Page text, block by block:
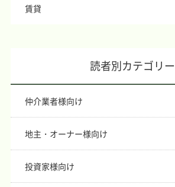
賃貸
読者別カテゴリー
仲介業者様向け
地主・オーナー様向け
投資家様向け